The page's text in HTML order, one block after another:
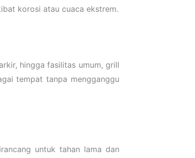
korosi atau cuaca ekstrem.
hingga fasilitas umum, grill
tempat tanpa mengganggu
untuk tahan lama dan